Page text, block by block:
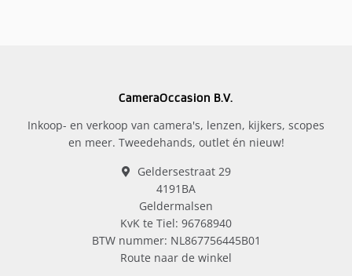
CameraOccasion B.V.
Inkoop- en verkoop van camera's, lenzen, kijkers, scopes
en meer. Tweedehands, outlet én nieuw!
Geldersestraat 29
4191BA
Geldermalsen
KvK te Tiel: 96768940
BTW nummer: NL867756445B01
Route naar de winkel